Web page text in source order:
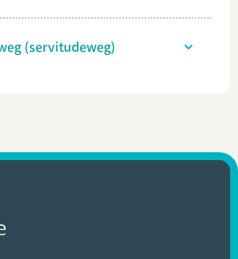
(servitudeweg)